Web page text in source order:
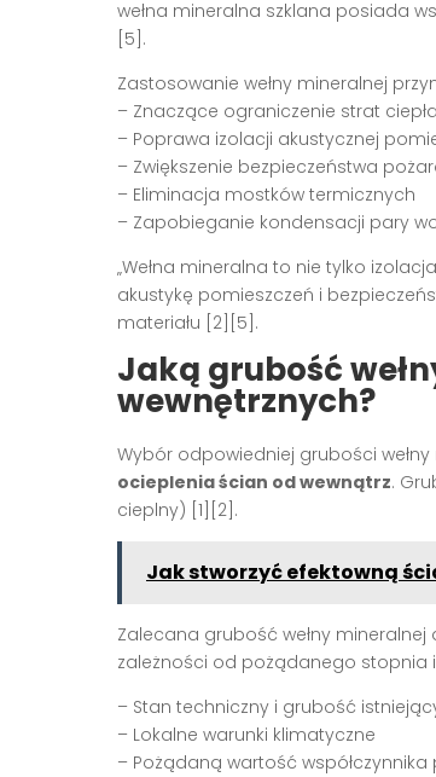
wełna mineralna szklana posiada
[5].
Zastosowanie wełny mineralnej
– Znaczące ograniczenie strat
– Poprawa izolacji akustycznej
– Zwiększenie bezpieczeństwa
– Eliminacja mostków termicznych
– Zapobieganie kondensacji pary
„Wełna mineralna to nie tylko
akustykę pomieszczeń i
materiału [2][5].
Jaką grubość
wewnętrznych?
Wybór odpowiedniej grubości
ocieplenia ścian od wewnątrz.
cieplny) [1][2].
Jak stworzyć efektowną
Zalecana grubość wełny
zależności od pożądanego stopnia
– Stan techniczny i grubość
– Lokalne warunki klimatyczne
– Pożądaną wartość współczynnika